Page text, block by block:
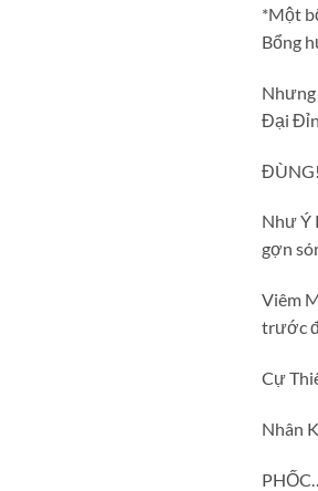
*Một
Bổng
Đại
ĐÙNG!
Như Ý
gợn
Viêm
trước
Cự
Nhân